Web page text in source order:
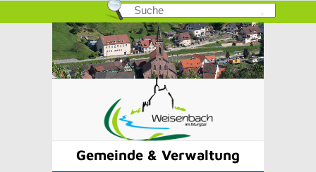
Gemeinde & Verwaltung